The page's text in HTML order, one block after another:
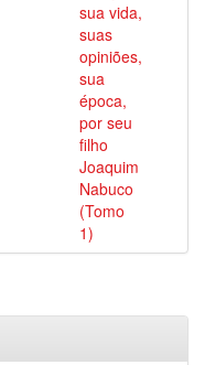
sua vida,
suas
opiniões,
sua
época,
por seu
filho
Joaquim
Nabuco
(Tomo
1)